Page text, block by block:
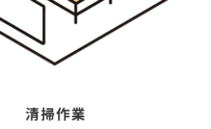
清掃作業